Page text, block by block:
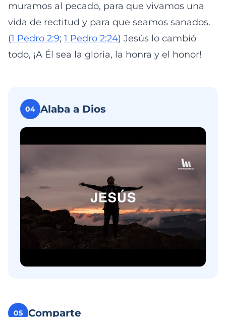
muramos al pecado, para que vivamos una
vida de rectitud y para que seamos sanados.
(1 Pedro 2:9; 1 Pedro 2:24) Jesús lo cambió
todo, ¡A Él sea la gloria, la honra y el honor!
04 Alaba a Dios
05 Comparte